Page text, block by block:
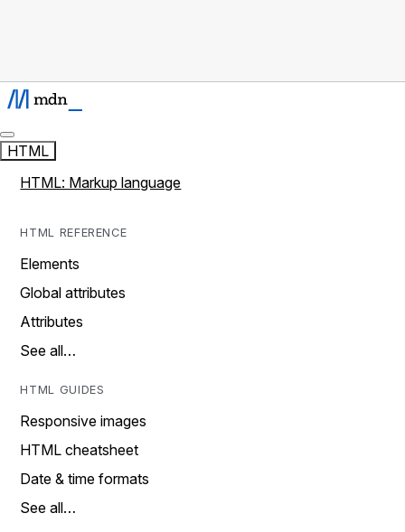
HTML
HTML: Markup language
HTML REFERENCE
Elements
Global attributes
Attributes
See all…
HTML GUIDES
Responsive images
HTML cheatsheet
Date & time formats
See all…